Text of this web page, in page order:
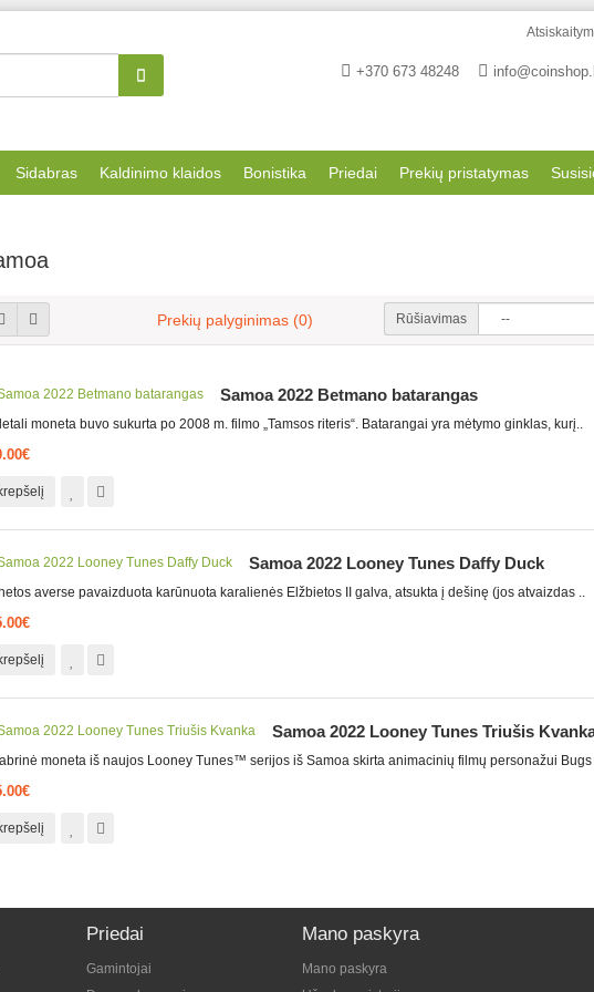
+370 673 48248
Sidabras Kaldinimo klaidos Bonistika Priedai Prekių pristatymas
Prekių palyginimas (0) Rūšiavimas
Samoa 2022 Betmano batarangas
moneta buvo sukurta po 2008 m. filmo „Tamsos riteris“. Batarangai yra mėtymo ginklas, kurį..
krepšelį
Samoa 2022 Looney Tunes Daffy Duck
averse pavaizduota karūnuota karalienės Elžbietos II galva, atsukta į dešinę (jos atvaizdas ..
krepšelį
Samoa 2022 Looney Tunes Triušis
moneta iš naujos Looney Tunes™ serijos iš Samoa skirta animacinių filmų personažui Bugs
krepšelį
Priedai
Gamintojai
Mano paskyra
Mano paskyra